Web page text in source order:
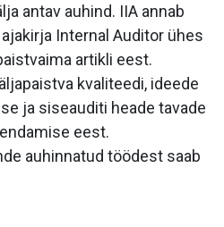
antav auhind. IIA annab
Internal Auditor ühes
artikli eest.
kvaliteedi, ideede
ja siseauditi heade tavade
eest.
auhinnatud töödest saab